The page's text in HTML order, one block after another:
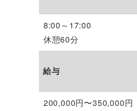
8:00～17:00
休憩60分
給与
200,000円〜350,000円